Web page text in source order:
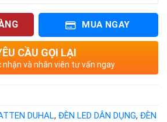
MUA NGAY
CẦU GỌI LẠI
nhận và nhân viên tư vấn ngay
DUHAL, ĐÈN LED DÂN DỤNG, ĐÈN